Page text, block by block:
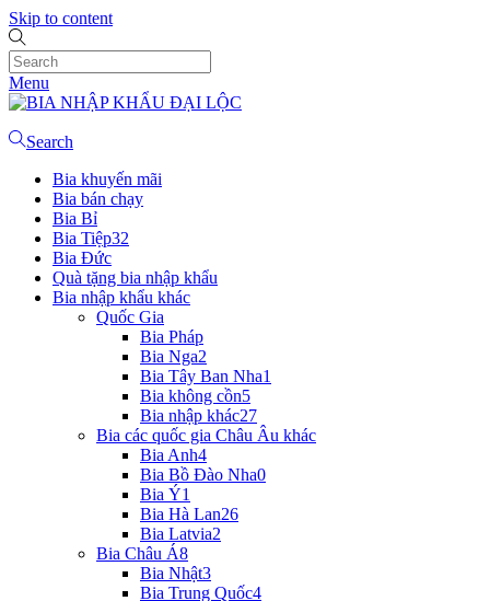
Skip to content
Menu
Search
Bia khuyến mãi
Bia bán chạy
Bia Bỉ
Bia Tiệp32
Bia Đức
Quà tặng bia nhập khẩu
Bia nhập khẩu khác
Quốc Gia
Bia Pháp
Bia Nga2
Bia Tây Ban Nha1
Bia không cồn5
Bia nhập khác27
Bia các quốc gia Châu Âu khác
Bia Anh4
Bia Bồ Đào Nha0
Bia Ý1
Bia Hà Lan26
Bia Latvia2
Bia Châu Á8
Bia Nhật3
Bia Trung Quốc4